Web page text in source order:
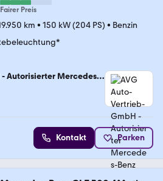
Fairer Preis
km • 150 kW (204 PS) • Benzin
Autorisierter Mercedes-
Kontakt Parken